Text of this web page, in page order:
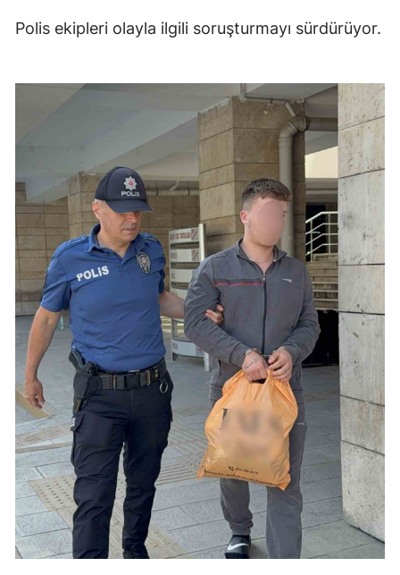
Polis ekipleri olayla ilgili soruşturmayı sürdürüyor.